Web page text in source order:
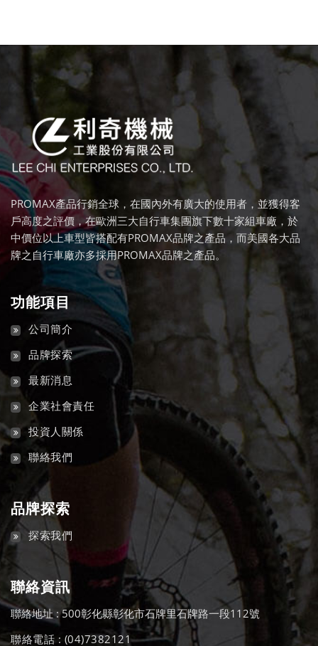
PROMAX產品行銷全球，在國內外有廣大的使用者，並獲得客
戶高度之評價，在歐洲三大自行車集團旗下數十家組車廠，於
中價位以上車型皆搭配有PROMAX品牌之產品，而美國各大品
牌之自行車廠亦多採用PROMAX品牌之產品。
功能項目
公司簡介
品牌探索
最新消息
企業社會責任
投資人關係
聯絡我們
品牌探索
探索我們
聯絡資訊
聯絡地址 : 500彰化縣彰化市石牌里石牌路一段112號
聯絡電話 : (04)7382121